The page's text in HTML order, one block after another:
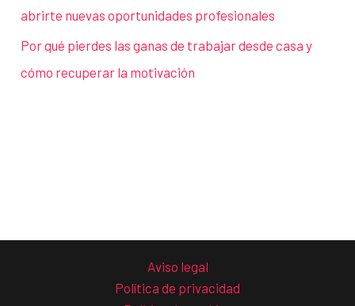
abrirte nuevas oportunidades profesionales
Por qué pierdes las ganas de trabajar desde casa y
cómo recuperar la motivación
Aviso legal
Política de privacidad